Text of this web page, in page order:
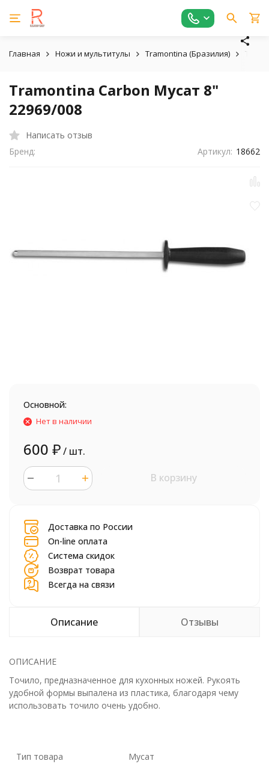
Главная Ножи и мультитулы Tramontina (Бразилия)
Tramontina Carbon Мусат 8"
22969/008
Написать отзыв
Бренд:
Артикул: 18662
Основной:
Нет в наличии
600 ₽/ шт.
В корзину
Доставка по России
On-line оплата
Система скидок
Возврат товара
Всегда на связи
Описание Отзывы
ОПИСАНИЕ
Точило, предназначенное для кухонных ножей. Рукоять
удобной формы выпалена из пластика, благодаря чему
использовать точило очень удобно.
Тип товара Мусат